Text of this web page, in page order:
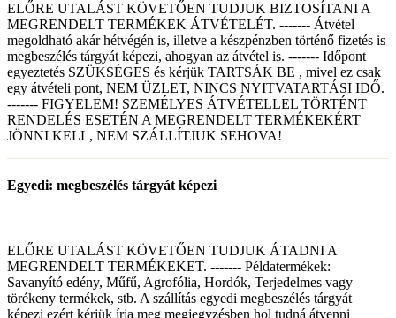
ELŐRE UTALÁST KÖVETŐEN TUDJUK BIZTOSÍTANI A
MEGRENDELT TERMÉKEK ÁTVÉTELÉT. ------- Átvétel
megoldható akár hétvégén is, illetve a készpénzben történő fizetés is
megbeszélés tárgyát képezi, ahogyan az átvétel is. ------- Időpont
egyeztetés SZÜKSÉGES és kérjük TARTSÁK BE , mivel ez csak
egy átvételi pont, NEM ÜZLET, NINCS NYITVATARTÁSI IDŐ.
------- FIGYELEM! SZEMÉLYES ÁTVÉTELLEL TÖRTÉNT
RENDELÉS ESETÉN A MEGRENDELT TERMÉKEKÉRT
JÖNNI KELL, NEM SZÁLLÍTJUK SEHOVA!
Egyedi: megbeszélés tárgyát képezi
ELŐRE UTALÁST KÖVETŐEN TUDJUK ÁTADNI A
MEGRENDELT TERMÉKEKET. ------- Példatermékek:
Savanyító edény, Műfű, Agrofólia, Hordók, Terjedelmes vagy
törékeny termékek, stb. A szállítás egyedi megbeszélés tárgyát
képezi ezért kérjük írja meg megjegyzésben hol tudná átvenni